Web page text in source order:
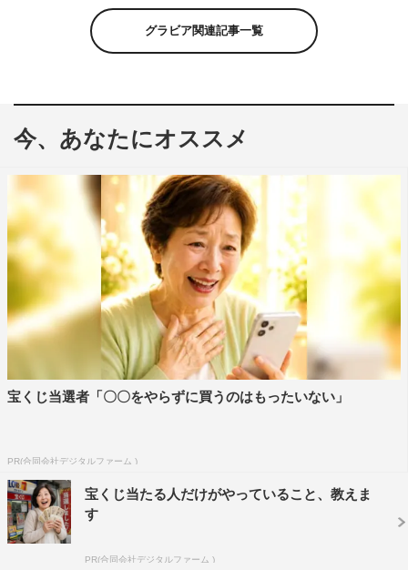
まで変わらぬ単調な日常を送っていた2人に変化が訪れる
嫌気がさし、倉庫の暮らしからの脱却を夢見るキーム。日
常と向き合い、変化を嫌うもの、そして脱却を求めるも
の、それぞれの考えがぶつかり合い、2人はどのような決
断を下すのか。
『鱈々（だらだら）』DVD
11月15日（水）発売
DVD1枚組（本編＋特典映像）
価格：5,800円（本体）＋税
収録時間：本編118分＋特典10分
特典映像：メイキング
藤原竜也 山本裕典 中村ゆり 木場勝己
作：李康白（イ・ガンペク）
演出：栗山民也
翻訳：石川樹里
グラビア関連記事一覧
今、あなたにオススメ
宝くじ当選者「〇〇をやらずに買うのはもったいない」
PR(合同会社デジタルファーム )
宝くじ当たる人だけがやっていること、教えま
す
PR(合同会社デジタルファーム )